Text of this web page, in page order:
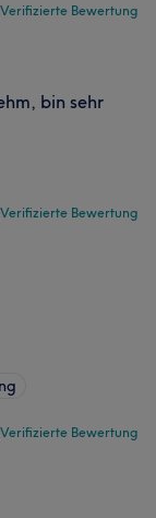
Verifizierte Bewertung
bin sehr
Verifizierte Bewertung
Verifizierte Bewertung